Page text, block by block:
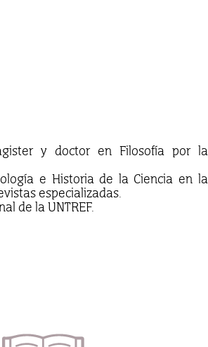
y doctor en Filosofía por la
e Historia de la Ciencia en la
especializadas.
de la UNTREF.